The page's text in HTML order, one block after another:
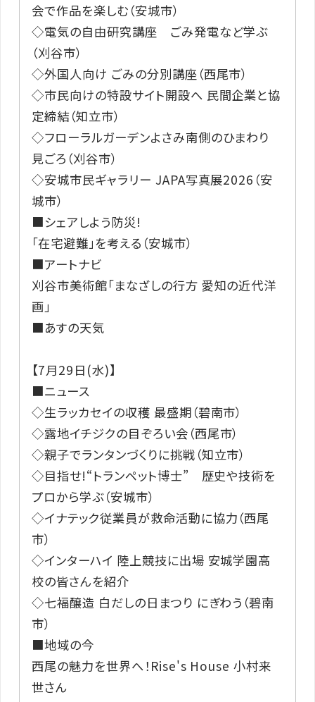
会で作品を楽しむ（安城市）
◇電気の自由研究講座 ごみ発電など学ぶ
（刈谷市）
◇外国人向け ごみの分別講座（西尾市）
◇市民向けの特設サイト開設へ 民間企業と協
定締結（知立市）
◇フローラルガーデンよさみ南側のひまわり
見ごろ（刈谷市）
◇安城市民ギャラリー JAPA写真展2026（安
城市）
■シェアしよう防災!
「在宅避難」を考える（安城市）
■アートナビ
刈谷市美術館「まなざしの行方 愛知の近代洋
画」
■あすの天気
【7月29日(水)】
■ニュース
◇生ラッカセイの収穫 最盛期（碧南市）
◇露地イチジクの目ぞろい会（西尾市）
◇親子でランタンづくりに挑戦（知立市）
◇目指せ!“トランペット博士” 歴史や技術を
プロから学ぶ（安城市）
◇イナテック従業員が救命活動に協力（西尾
市）
◇インターハイ 陸上競技に出場 安城学園高
校の皆さんを紹介
◇七福醸造 白だしの日まつり にぎわう（碧南
市）
■地域の今
西尾の魅力を世界へ！Rise's House 小村来
世さん